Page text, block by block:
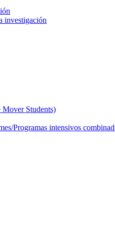
investigación
Mover Students)
Programas intensivos